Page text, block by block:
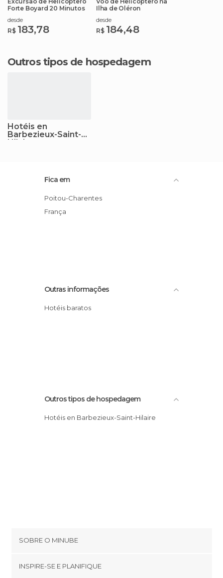
Forte Boyard 20 Minutos
desde
R$ 183,78
Ilha de Oléron
desde
R$ 184,48
Outros tipos de hospedagem
Hotéis en
Barbezieux-Saint-
Hilaire
Fica em
Poitou-Charentes
França
Outras informações
Hotéis baratos
Outros tipos de hospedagem
Hotéis en Barbezieux-Saint-Hilaire
SOBRE O MINUBE
INSPIRE-SE E PLANIFIQUE